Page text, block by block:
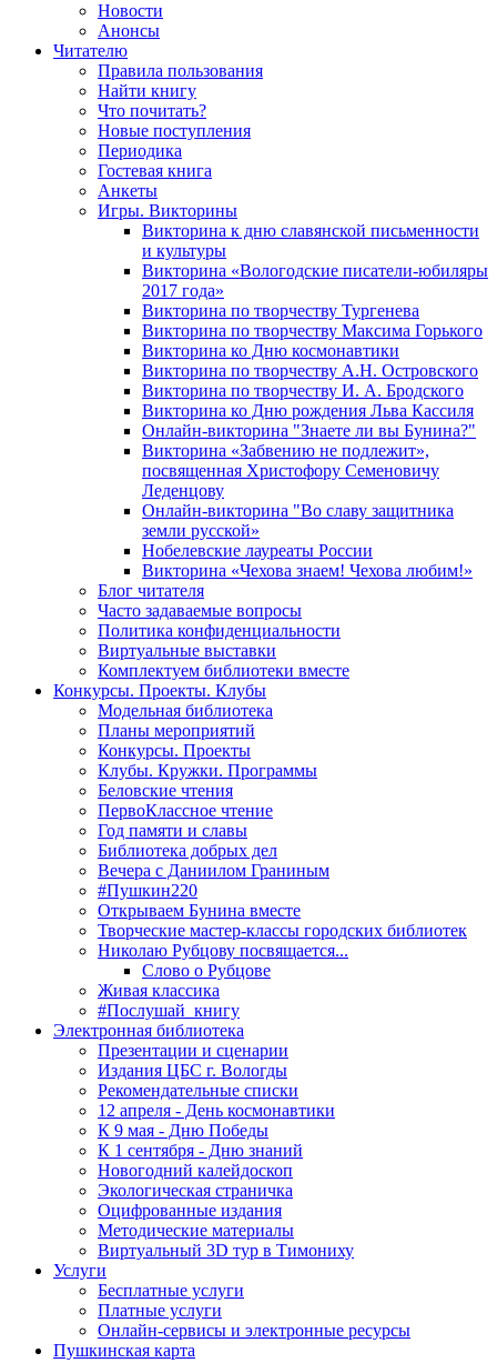
Новости
Анонсы
Читателю
Правила пользования
Найти книгу
Что почитать?
Новые поступления
Периодика
Гостевая книга
Анкеты
Игры. Викторины
Викторина к дню славянской письменности
и культуры
Викторина «Вологодские писатели-юбиляры
2017 года»
Викторина по творчеству Тургенева
Викторина по творчеству Максима Горького
Викторина ко Дню космонавтики
Викторина по творчеству А.Н. Островского
Викторина по творчеству И. А. Бродского
Викторина ко Дню рождения Льва Кассиля
Онлайн-викторина "Знаете ли вы Бунина?"
Викторина «Забвению не подлежит»,
посвященная Христофору Семеновичу
Леденцову
Онлайн-викторина "Во славу защитника
земли русской»
Нобелевские лауреаты России
Викторина «Чехова знаем! Чехова любим!»
Блог читателя
Часто задаваемые вопросы
Политика конфиденциальности
Виртуальные выставки
Комплектуем библиотеки вместе
Конкурсы. Проекты. Клубы
Модельная библиотека
Планы мероприятий
Конкурсы. Проекты
Клубы. Кружки. Программы
Беловские чтения
ПервоКлассное чтение
Год памяти и славы
Библиотека добрых дел
Вечера с Даниилом Граниным
#Пушкин220
Открываем Бунина вместе
Творческие мастер-классы городских библиотек
Николаю Рубцову посвящается...
Слово о Рубцове
Живая классика
#Послушай_книгу
Электронная библиотека
Презентации и сценарии
Издания ЦБС г. Вологды
Рекомендательные списки
12 апреля - День космонавтики
К 9 мая - Дню Победы
К 1 сентября - Дню знаний
Новогодний калейдоскоп
Экологическая страничка
Оцифрованные издания
Методические материалы
Виртуальный 3D тур в Тимониху
Услуги
Бесплатные услуги
Платные услуги
Онлайн-сервисы и электронные ресурсы
Пушкинская карта